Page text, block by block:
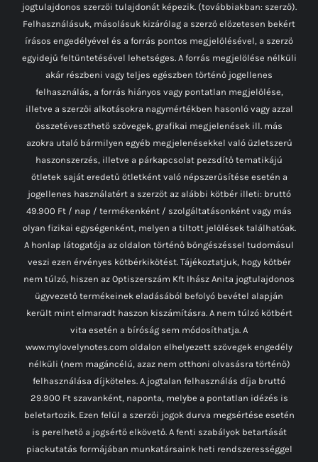
jogtulajdonos szerzői tulajdonát képezik. (továbbiakban: szerző).
Felhasználásuk, másolásuk kizárólag a szerző előzetesen bekért
írásos engedélyével és a forrás pontos megjelölésével, a szerző
egyidejű feltüntetésével lehetséges. A forrás megjelölése nélküli
akár részbeni vagy teljes egészben történő jogellenes
felhasználás, a forrás hiányos vagy pontatlan megjelölése,
illetve a szerzői alkotásokra nagymértékben hasonló vagy azzal
összetéveszthető szövegek, grafikai megjelenések ill. más
azokra utaló bármilyen egyéb megjelenésekkel való üzletszerű
haszonszerzés, illetve a párkapcsolat pezsdítő tematikájú
ötletek saját eredetű ötletként való népszerűsítése esetén a
jogellenes használatért a szerzőt az alábbi kötbér illeti: bruttó
49.900 Ft / nap / termékenként / szolgáltatásonként vagy más
olyan fizikai egységenként, melyen a tiltott jelölések találhatóak.
A honlap látogatója az oldalon történő böngészéssel tudomásul
veszi ezen érvényes kötbérkikötést. Tájékoztatjuk, hogy kötbér
nem túlzó, hiszen az Optiszerszám Kft Ihász Anita jogtulajdonos
ügyvezető termékeinek eladásából befolyó bevétel alapján
került mint elmaradt haszon kiszámításra. A nem túlzó kötbért
vita esetén a bíróság sem módosíthatja. A
www.mylovelynotes.com oldalon elhelyezett szövegek engedély
nélküli (nem magáncélú, azaz nem otthoni olvasásra történő)
felhasználása díjköteles. A jogtalan felhasználás díja bruttó
29.900 Ft szavanként, naponta, melybe a pontatlan idézés is
beletartozik. Ezen felül a szerzői jogok durva megsértése esetén
is perelhető a jogsértő elkövető. A fenti szabályok betartását
piackutatás formájában munkatársaink heti rendszerességgel